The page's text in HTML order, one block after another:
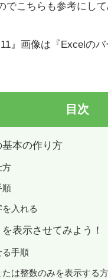
でこちらも参考にして
』画像は『Excelの
目次
本の作り方
方
順
入れる
表示させてみよう！
る手順
は整数のみを表示する